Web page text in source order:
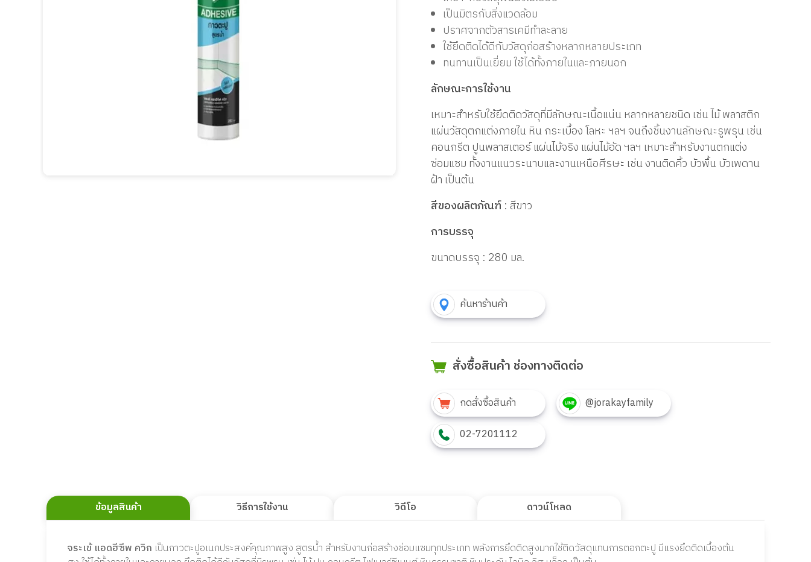
เป็นมิตรกับสิ่งแวดล้อม
ปราศจากตัวสารเคมีทำละลาย
ใช้ยึดติดได้ดีกับวัสดุก่อสร้างหลากหลายประเภท
ทนทานเป็นเยี่ยม ใช้ได้ทั้งภายในและภายนอก
ลักษณะการใช้งาน
เหมาะสำหรับใช้ยึดติดวัสดุที่มีลักษณะเนื้อแน่น หลากหลายชนิด เช่น ไม้ พลาสติก
แผ่นวัสดุตกแต่งภายใน หิน กระเบื้อง โลหะ ฯลฯ จนถึงชิ้นงานลักษณะรูพรุน เช่น
คอนกรีต ปูนพลาสเตอร์ แผ่นไม้จริง แผ่นไม้อัด ฯลฯ เหมาะสำหรับงานตกแต่ง
ซ่อมแซม ทั้งงานแนวระนาบและงานเหนือศีรษะ เช่น งานติดคิ้ว บัวพื้น บัวเพดาน
ฝ้า เป็นต้น
สีของผลิตภัณฑ์ : สีขาว
การบรรจุ
ขนาดบรรจุ : 280 มล.
ค้นหาร้านค้า
สั่งซื้อสินค้า ช่องทางติดต่อ
กดสั่งซื้อสินค้า
@jorakayfamily
02-7201112
ข้อมูลสินค้า วิธีการใช้งาน วิดีโอ ดาวน์โหลด
จระเข้ แอดฮีซีพ ควิก เป็นกาวตะปูอเนกประสงค์คุณภาพสูง สูตรน้ำ สำหรับงานก่อสร้างซ่อมแซมทุกประเภท พลังการยึดติดสูงมากใช้ติดวัสดุแทนการตอกตะปู มีแรงยึดติดเบื้องต้น